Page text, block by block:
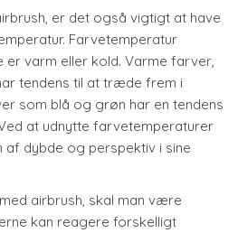
er det også vigtigt at have
Farvetemperatur
varm eller kold. Varme farver,
tendens til at træde frem i
som blå og grøn har en tendens
at udnytte farvetemperaturer
af dybde og perspektiv i sine
airbrush, skal man være
kan reagere forskelligt